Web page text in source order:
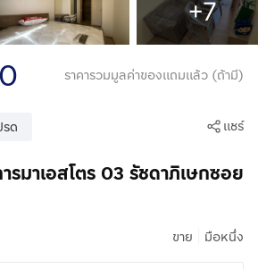
+7
ราคารวมมูลค่าของแถมแล้ว (ถ้ามี)
รด แชร์
รมาเอสโตร 03 รัชดาภิเษกซอย
ขาย มือหนึ่ง